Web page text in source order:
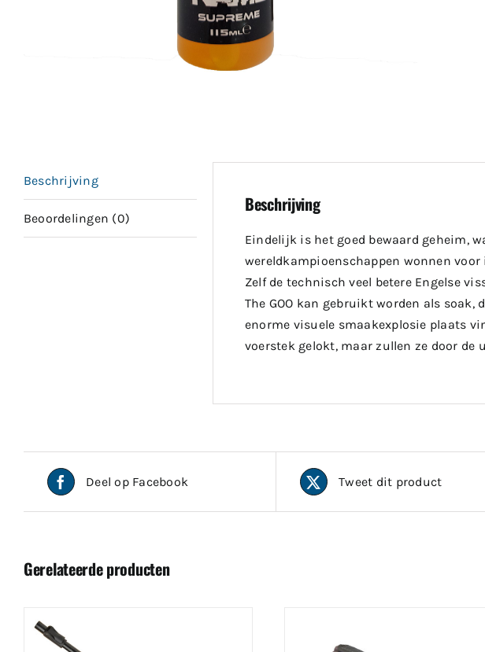
Beschrijving
Beoordelingen (0)
Beschrijving
Eindelijk is het goed bewaard geheim,
wereldkampioenschappen wonnen voor
Zelf de technisch veel betere Engelse
The GOO kan gebruikt worden als
enorme visuele smaakexplosie plaats
voerstek gelokt, maar zullen ze door
Deel op Facebook Tweet dit product
Gerelateerde producten